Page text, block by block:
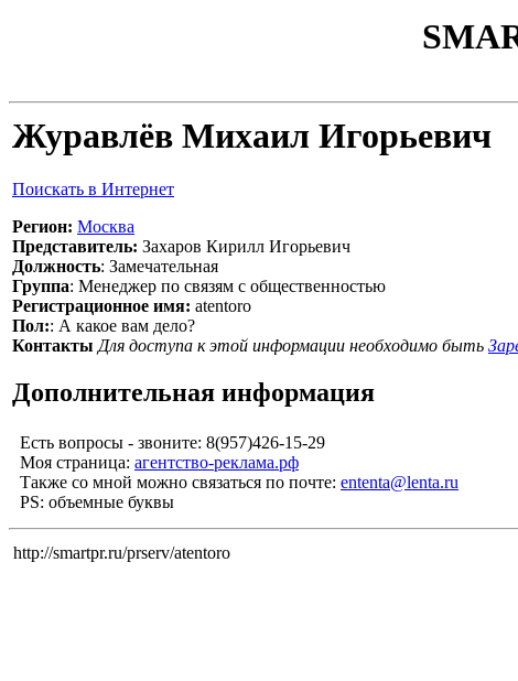
Журавлёв Михаил Игорьевич
Поискать в Интернет
Регион: Москва
Представитель: Захаров Кирилл Игорьевич
Должность: Замечательная
Группа: Менеджер по связям с общественностью
Регистрационное имя: atentoro
Пол:: А какое вам дело?
Контакты Для доступа к этой информации необходимо быть
Дополнительная информация
Есть вопросы - звоните: 8(957)426-15-29
Моя страница: агентство-реклама.рф
Также со мной можно связаться по почте: ententa@lenta.ru
PS: объемные буквы
http://smartpr.ru/prserv/atentoro